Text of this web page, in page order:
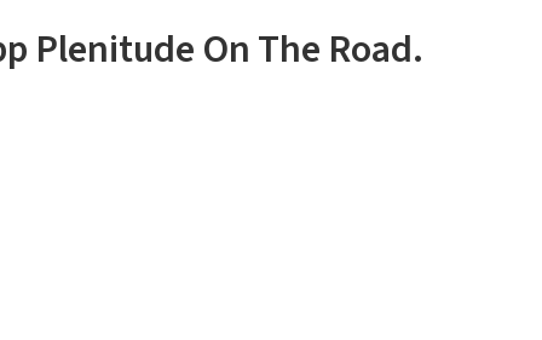
Plenitude On The Road.